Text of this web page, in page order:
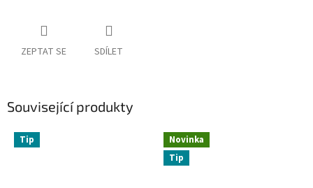
ZEPTAT SE SDÍLET
Související produkty
Tip
Novinka
Tip